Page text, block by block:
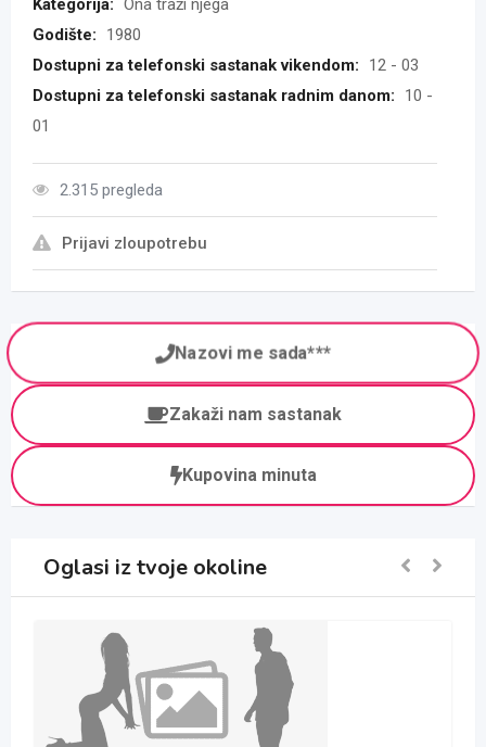
Kategorija: Ona traži njega
Godište:
1980
Dostupni za telefonski sastanak vikendom:
12 - 03
Dostupni za telefonski sastanak radnim danom:
10 -
01
2.315 pregleda
Prijavi zloupotrebu
Nazovi me sada***
Zakaži nam sastanak
Kupovina minuta
Oglasi iz tvoje okoline